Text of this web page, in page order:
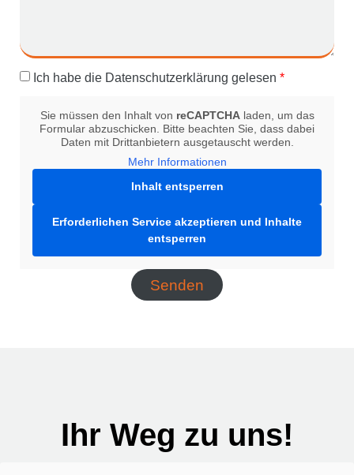
Ich habe die Datenschutzerklärung gelesen *
Sie müssen den Inhalt von reCAPTCHAladen, um das
Formular abzuschicken. Bitte beachten Sie, dass dabei
Daten mit Drittanbietern ausgetauscht werden.
Mehr Informationen
Inhalt entsperren
Erforderlichen Service akzeptieren und Inhalte
entsperren
Senden
Ihr Weg zu uns!